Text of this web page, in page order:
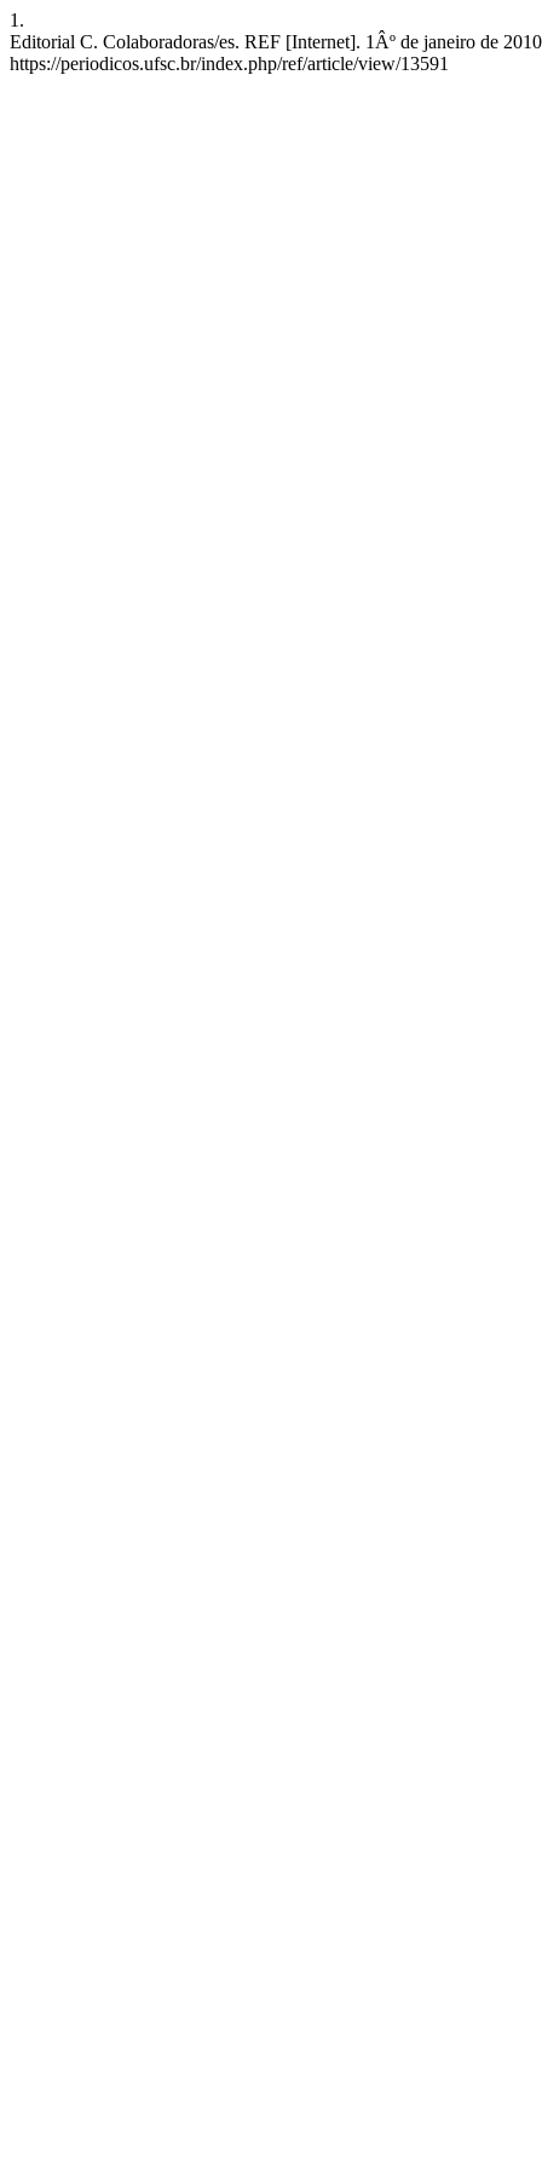
1.
Editorial C. Colaboradoras/es. REF [Internet]. 1Âº de janeiro de
https://periodicos.ufsc.br/index.php/ref/article/view/13591